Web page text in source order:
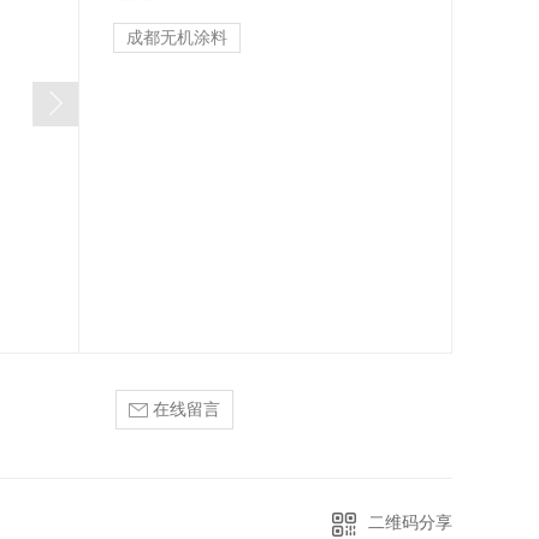
成都无机涂料
在线留言
二维码分享